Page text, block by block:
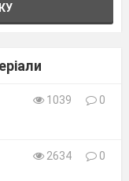
1039
0
2634
0